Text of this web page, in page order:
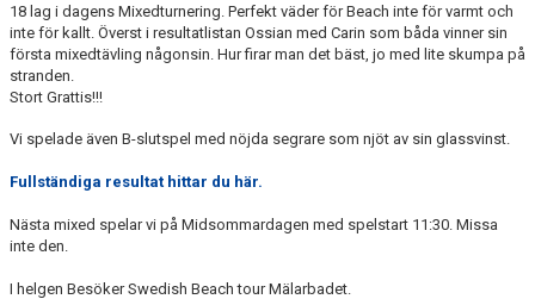
18 lag i dagens Mixedturnering. Perfekt väder för Beach inte för varmt och
inte för kallt. Överst i resultatlistan Ossian med Carin som båda vinner sin
första mixedtävling någonsin. Hur firar man det bäst, jo med lite skumpa på
stranden.
Stort Grattis!!!
Vi spelade även B-slutspel med nöjda segrare som njöt av sin glassvinst.
Fullständiga resultat hittar du här.
Nästa mixed spelar vi på Midsommardagen med spelstart 11:30. Missa
inte den.
I helgen Besöker Swedish Beach tour Mälarbadet.